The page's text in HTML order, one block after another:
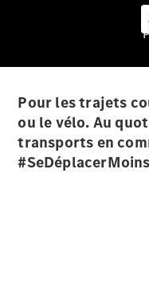
Pour les trajets
ou le vélo. Au
transports en